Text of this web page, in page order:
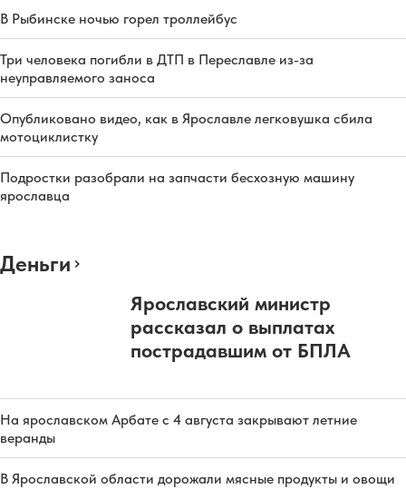
В Рыбинске ночью горел троллейбус
Три человека погибли в ДТП в Переславле из-за
неуправляемого заноса
Опубликовано видео, как в Ярославле легковушка сбила
мотоциклистку
Подростки разобрали на запчасти бесхозную машину
ярославца
Деньги
Ярославский министр
рассказал о выплатах
пострадавшим от БПЛА
На ярославском Арбате с 4 августа закрывают летние
веранды
В Ярославской области дорожали мясные продукты и овощи